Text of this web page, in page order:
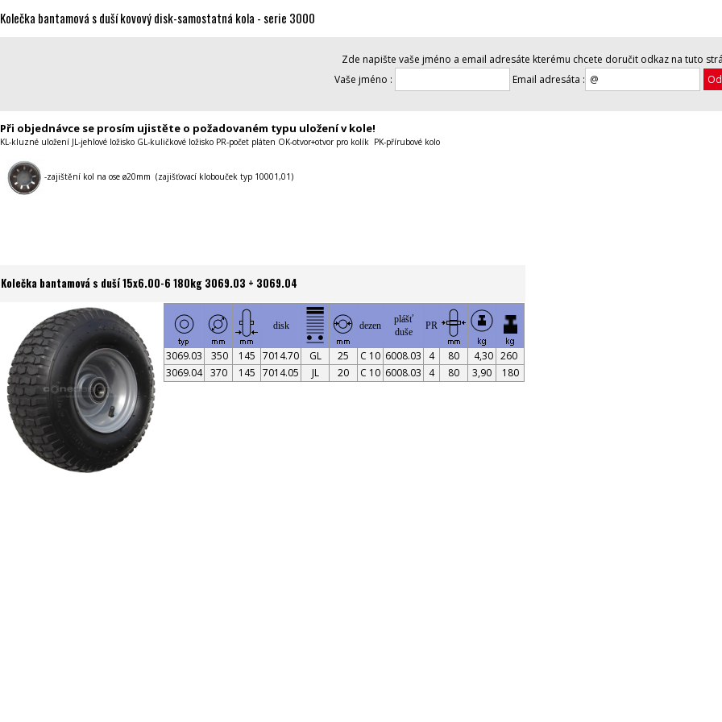
Kolečka bantamová s duší kovový disk-samostatná kola - serie 3000
Zde napište vaše jméno a email adresáte kterému chcete doručit odkaz na tuto
Vaše jméno :
Email adresáta :
Při objednávce se prosím ujistěte o požadovaném typu uložení v kole!
KL-kluzné uložení JL-jehlové ložisko GL-kuličkové ložisko PR-počet pláten OK-otvor+otvor pro kolík PK-přírubové kolo
-zajištění kol na ose ø20mm (zajišťovací klobouček typ 10001,01)
Kolečka bantamová s duší 15x6.00-6 180kg 3069.03 + 3069.04
disk dezen
plášť
duše
PR
3069.03 350 145 7014.70 GL 25 C 10 6008.03 4 80 4,30 260
3069.04 370 145 7014.05 JL 20 C 10 6008.03 4 80 3,90 180